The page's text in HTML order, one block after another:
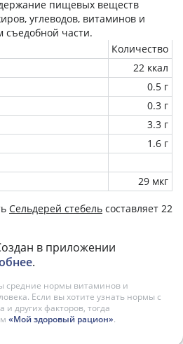
пищевых веществ
углеводов, витаминов и
съедобной части.
Количество
22 ккал
0.5 г
0.3 г
3.3 г
1.6 г
29 мкг
Сельдерей стебель составляет 22
в приложении
.
средние нормы витаминов и
Если вы хотите узнать нормы с
и других факторов, тогда
«Мой здоровый рацион».